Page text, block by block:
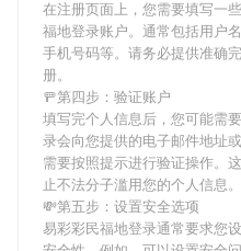
在注册页面上，您需要填写一
福地登录账户。通常包括用户
手机号码等。请务必提供准确
册。
🚥第四步：验证账户
填写完个人信息后，您可能需
录会向您提供的电子邮件地址
需要按照提示进行验证操作。
止不法分子滥用您的个人信息。
💸第五步：设置安全选项
易彩彩民福地登录通常要求您